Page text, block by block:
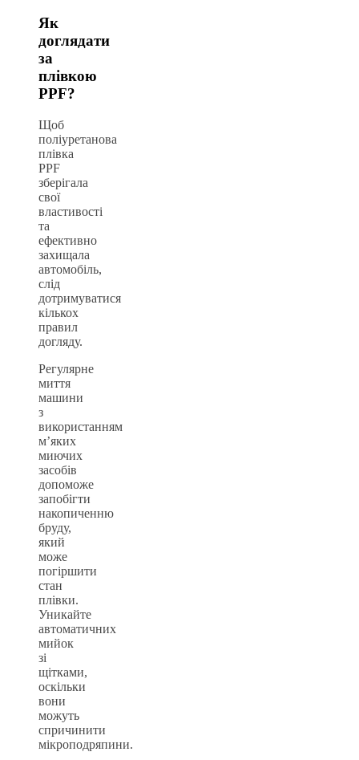
Як
доглядати
за
плівкою
PPF?
Щоб
поліуретанова
плівка
PPF
зберігала
свої
властивості
та
ефективно
захищала
автомобіль,
слід
дотримуватися
кількох
правил
догляду.
Регулярне
миття
машини
з
використанням
м’яких
миючих
засобів
допоможе
запобігти
накопиченню
бруду,
який
може
погіршити
стан
плівки.
Уникайте
автоматичних
мийок
зі
щітками,
оскільки
вони
можуть
спричинити
мікроподряпини.